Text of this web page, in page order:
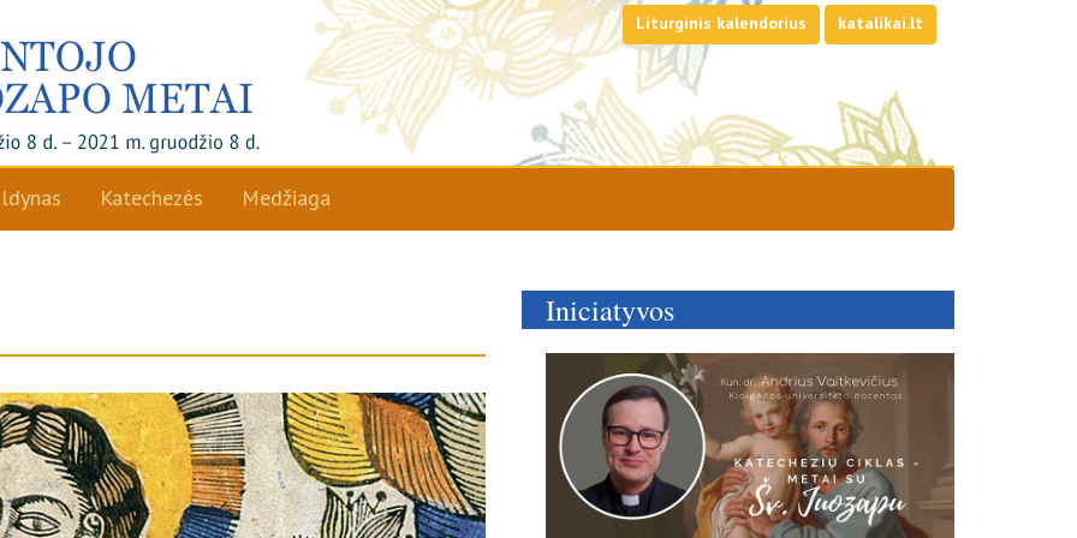
Liturginis kalendorius katalikai.lt
Katechezės Medžiaga
Iniciatyvos